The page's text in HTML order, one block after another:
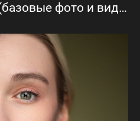
Ирина Золотарёва (базовые фото и видеовизитка)